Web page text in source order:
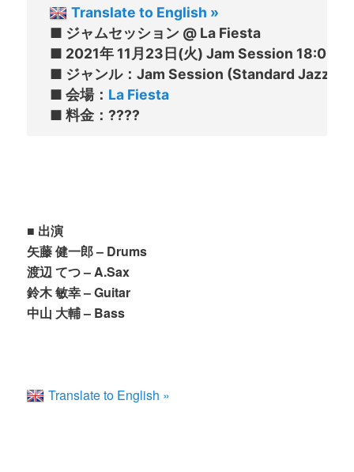
Translate to English »
■ ジャムセッション @ La Fiesta
■ 2021年 11月23日(火) Jam Session 18:00〜
■ ジャンル：Jam Session (Standard Jazz)／
■ 会場： La Fiesta
■ 出演
矢藤 健一郎 – Drums
渡辺 てつ – A.Sax
鈴木 敏幸 – Guitar
中山 大輔 – Bass
Translate to English »